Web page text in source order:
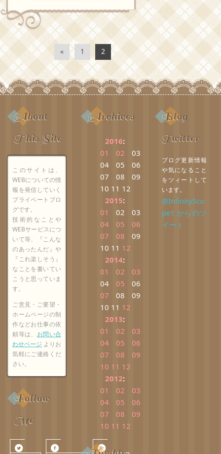
« 1 2
About
This Site
このサイトは、
WEBについての情
報を発信していく
プライベートブロ
グです。
技術的なことや
WEBサービスにつ
いて等、『こんな
のあったんだ』や
『これ楽しそう』
なことを書いてい
こうと思っていま
す。
ご意見・ご要望・
ホームページの制
作などお仕事の依
頼等は、 お問い合
わせページ よりお
気軽にご連絡くだ
さい。
Follow
Me
Archives
2016:
01
02
03
04
05
06
07
08
09
10 11 12
2015:
01
02
03
04
05
06
07
08
09
10 11 12
2014:
01
02
03
04
05
06
07
08
09
10 11 12
2013:
01
02
03
04
05
06
07
08
09
10 11 12
2012:
01
02
03
04
05
06
07
08
09
10 11 12
Blog
Twitter
ブログ更新情報
や気になること
をツィートして
います。
@InfinitySco
pe1 からのツ
イート